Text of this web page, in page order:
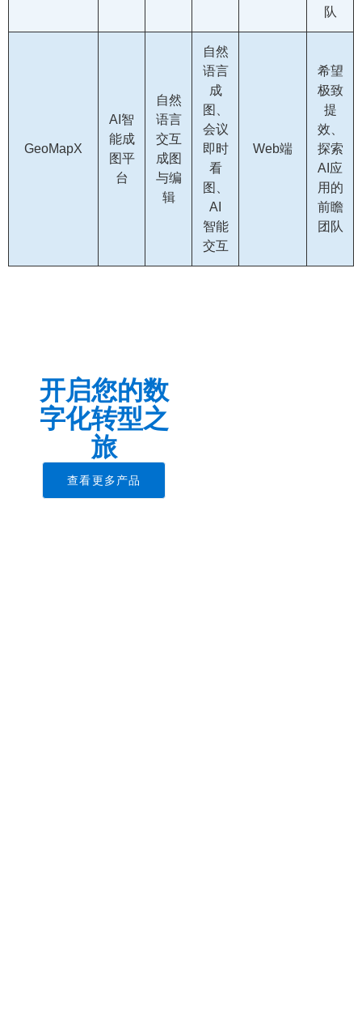
队
GeoMapX
AI智
能成
图平
台
自然
语言
交互
成图
与编
辑
自然
语言
成
图、
会议
即时
看
图、
AI
智能
交互
Web端
希望
极致
提
效、
探索
AI应
用的
前瞻
团队
开启您的数
字化转型之
旅
查看更多产品